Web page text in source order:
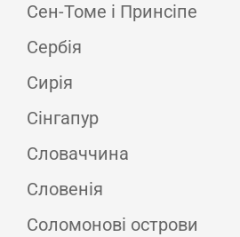
Сен-Томе і Принсіпе
Сербія
Сирія
Сінгапур
Словаччина
Словенія
Соломонові острови